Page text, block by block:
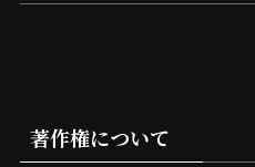
著作権について